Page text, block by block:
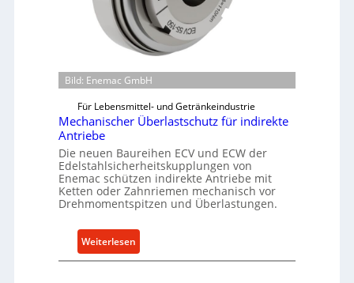
Bild: Enemac GmbH
Für Lebensmittel- und Getränkeindustrie
Mechanischer Überlastschutz für indirekte
Antriebe
Die neuen Baureihen ECV und ECW der
Edelstahlsicherheitskupplungen von
Enemac schützen indirekte Antriebe mit
Ketten oder Zahnriemen mechanisch vor
Drehmomentspitzen und Überlastungen.
Weiterlesen
M